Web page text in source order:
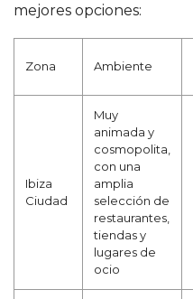
mejores opciones:
Zona Ambiente
Ibiza
Ciudad
Muy
animada y
cosmopolita,
con una
amplia
selección de
restaurantes,
tiendas y
lugares de
ocio